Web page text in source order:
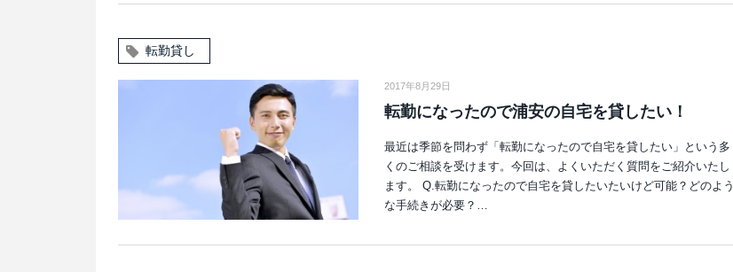
転勤貸し
2017年8月29日
転勤になったので浦安の自宅を貸したい！
最近は季節を問わず「転勤になったので自宅を貸したい」という多
くのご相談を受けます。今回は、よくいただく質問をご紹介いたし
ます。 Q.転勤になったので自宅を貸したいたいけど可能？どのよう
な手続きが必要？…